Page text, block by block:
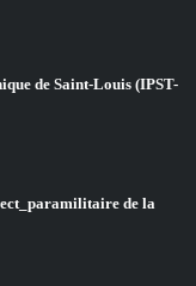
de Saint-Louis (IPST-
de la